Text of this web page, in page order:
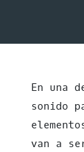
En una
sonido
van a